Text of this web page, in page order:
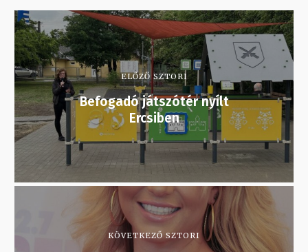
ELŐZŐ SZTORI
Befogadó játszótér nyílt
Ercsiben
KÖVETKEZŐ SZTORI